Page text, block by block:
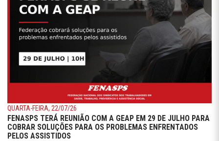
QUARTA-FEIRA, 22/07/26
FENASPS TERÁ REUNIÃO COM A GEAP EM 29 DE JULHO PARA
COBRAR SOLUÇÕES PARA OS PROBLEMAS ENFRENTADOS
PELOS ASSISTIDOS